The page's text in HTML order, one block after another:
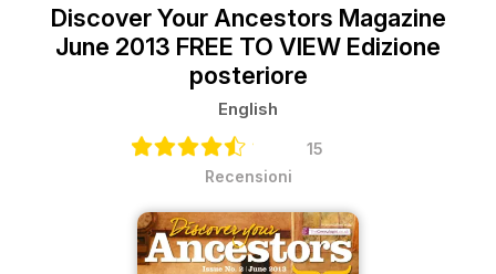
Discover Your Ancestors Magazine
June 2013 FREE TO VIEW Edizione
posteriore
English
15
Recensioni